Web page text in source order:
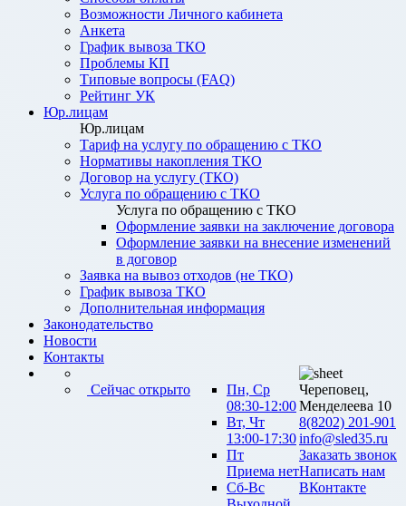
Возможности Личного кабинета
Анкета
График вывоза ТКО
Проблемы КП
Типовые вопросы (FAQ)
Рейтинг УК
Юр.лицам
Юр.лицам
Тариф на услугу по обращению с ТКО
Нормативы накопления ТКО
Договор на услугу (ТКО)
Услуга по обращению с ТКО
Услуга по обращению с ТКО
Оформление заявки на заключение договора
Оформление заявки на внесение изменений
в договор
Заявка на вывоз отходов (не ТКО)
График вывоза ТКО
Дополнительная информация
Законодательство
Новости
Контакты
Сейчас открыто
Пн, Ср
08:30-12:00
Вт, Чт
13:00-17:30
Пт
Приема нет
Сб-Вс
Череповец,
Менделеева 10
8(8202) 201-901
info@sled35.ru
Заказать звонок
Написать нам
ВКонтакте